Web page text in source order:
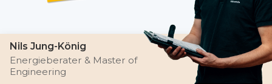
Nils Jung-König
Energieberater & Master of
Engineering